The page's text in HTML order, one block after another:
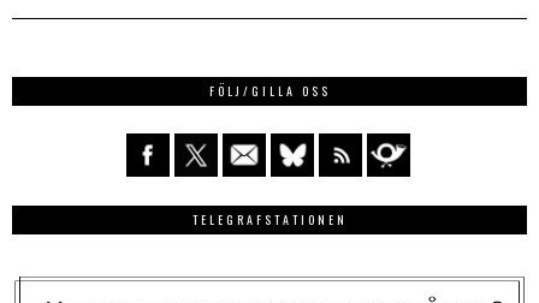
FÖLJ/GILLA OSS
TELEGRAFSTATIONEN